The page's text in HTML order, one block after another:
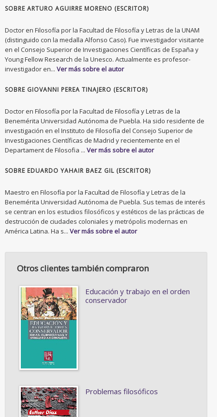
SOBRE ARTURO AGUIRRE MORENO (ESCRITOR)
Doctor en Filosofía por la Facultad de Filosofía y Letras de la UNAM
(distinguido con la medalla Alfonso Caso). Fue investigador visitante
en el Consejo Superior de Investigaciones Científicas de España y
Young Fellow Research de la Unesco. Actualmente es profesor-
investigador en... Ver más sobre el autor
SOBRE GIOVANNI PEREA TINAJERO (ESCRITOR)
Doctor en Filosofía por la Facultad de Filosofía y Letras de la
Benemérita Universidad Autónoma de Puebla. Ha sido residente de
investigación en el Instituto de Filosofía del Consejo Superior de
Investigaciones Científicas de Madrid y recientemente en el
Departament de Filosofia ... Ver más sobre el autor
SOBRE EDUARDO YAHAIR BAEZ GIL (ESCRITOR)
Maestro en Filosofía por la Facultad de Filosofía y Letras de la
Benemérita Universidad Autónoma de Puebla. Sus temas de interés
se centran en los estudios filosóficos y estéticos de las prácticas de
destrucción de ciudades coloniales y metrópolis modernas en
América Latina. Ha s... Ver más sobre el autor
Otros clientes también compraron
Educación y trabajo en el orden
conservador
Problemas filosóficos